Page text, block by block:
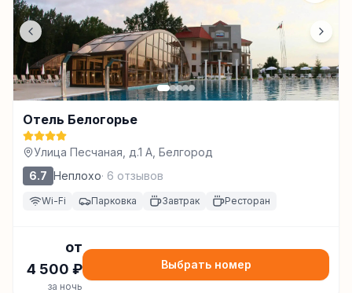
Отель Белогорье
Улица Песчаная, д.1 А, Белгород
6.7 Неплохо· 6 отзывов
Wi-Fi Парковка Завтрак Ресторан
от
4 500 ₽
за ночь
Выбрать номер